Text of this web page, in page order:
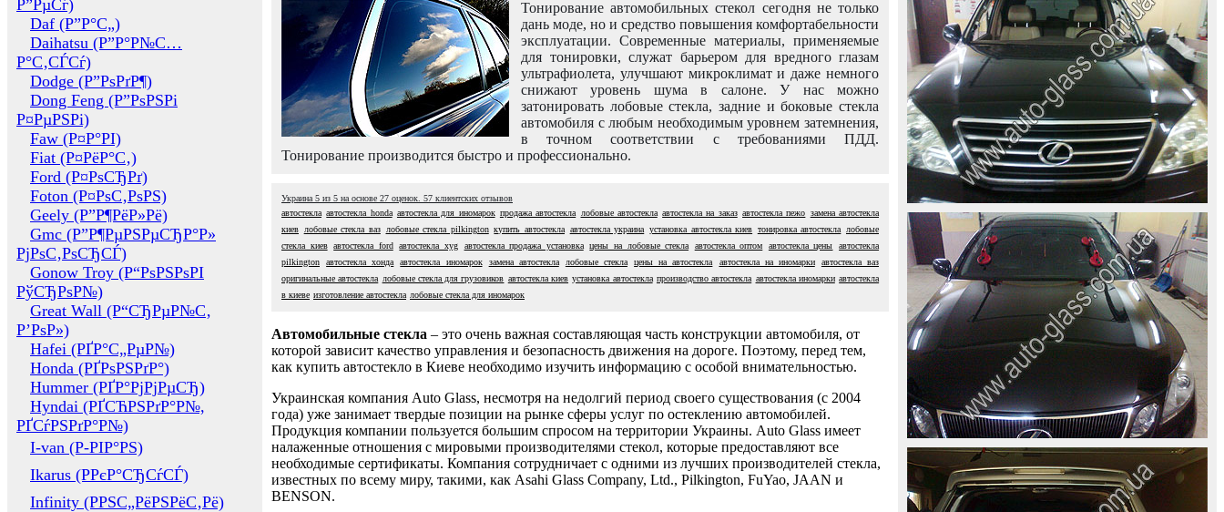
Р”РµСѓ)
Daf (Р”Р°С„)
Daihatsu (Р”Р°Р№С…
Р°С‚СЃСѓ)
Dodge (Р”РѕРґР¶)
Dong Feng (Р”РѕРЅРі
Р¤РµРЅРі)
Faw (Р¤Р°РІ)
Fiat (Р¤РёР°С‚)
Ford (Р¤РѕСЂРґ)
Foton (Р¤РѕС‚РѕРЅ)
Geely (Р”Р¶РёР»Рё)
Gmc (Р”Р¶РµРЅРµСЂР°Р»
РјРѕС‚РѕСЂСЃ)
Gonow Troy (Р“РѕРЅРѕРІ
РўСЂРѕР№)
Great Wall (Р“СЂРµР№С‚
Р’РѕР»)
Hafei (РҐР°С„РµР№)
Honda (РҐРѕРЅРґР°)
Hummer (РҐР°РјРјРµСЂ)
Hyndai (РҐСЋРЅРґР°Р№,
РҐСѓРЅРґР°Р№)
I-van (Р-РІР°РЅ)
Ikarus (РРєР°СЂСѓСЃ)
Infinity (РРЅС„РёРЅРёС‚Рё)
Тонирование автомобильных стекол сегодня не только
дань моде, но и средство повышения комфортабельности
эксплуатации. Современные материалы, применяемые
для тонировки, служат барьером для вредного глазам
ультрафиолета, улучшают микроклимат и даже немного
снижают уровень шума в салоне. У нас можно
затонировать лобовые стекла, задние и боковые стекла
автомобиля с любым необходимым уровнем затемнения,
в точном соответствии с требованиями ПДД.
Тонирование производится быстро и профессионально.
Украина 5 из 5 на основе 27 оценок. 57 клиентских отзывов
автостекла автостекла honda автостекла для иномарок продажа автостекла лобовые автостекла автостекла на заказ автостекла пежо замена автостекла
киев
лобовые стекла ваз лобовые стекла pilkington купить автостекла автостекла украина установка автостекла киев тонировка автостекла
лобовые
стекла киев автостекла ford автостекла xyg автостекла продажа установка цены на лобовые стекла автостекла оптом автостекла цены
автостекла
pilkington
автостекла хонда автостекла иномарок замена автостекла лобовые стекла цены на автостекла автостекла на иномарки
автостекла ваз
оригинальные автостекла лобовые стекла для грузовиков автостекла киев установка автостекла производство автостекла автостекла иномарки автостекла
в киеве изготовление автостекла лобовые стекла для иномарок
Автомобильные стекла – это очень важная составляющая часть конструкции автомобиля, от
которой зависит качество управления и безопасность движения на дороге. Поэтому, перед тем,
как купить автостекло в Киеве необходимо изучить информацию с особой внимательностью.
Украинская компания Auto Glass, несмотря на недолгий период своего существования (с 2004
года) уже занимает твердые позиции на рынке сферы услуг по остеклению автомобилей.
Продукция компании пользуется большим спросом на территории Украины. Auto Glass имеет
налаженные отношения с мировыми производителями стекол, которые предоставляют все
необходимые сертификаты. Компания сотрудничает с одними из лучших производителей стекла,
известных по всему миру, такими, как Asahi Glass Company, Ltd., Pilkington, FuYao, JAAN и
BENSON.